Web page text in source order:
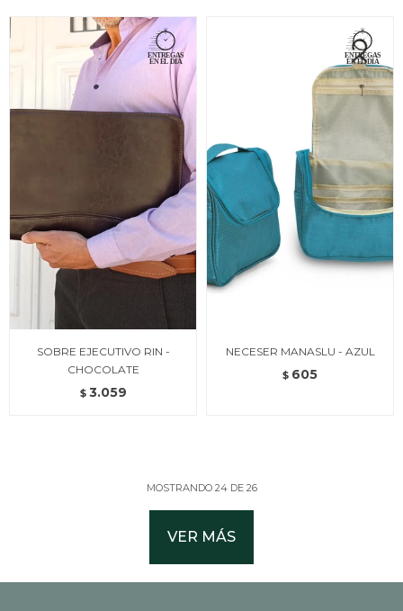
SOBRE EJECUTIVO RIN -
CHOCOLATE
$ 3.059
NECESER MANASLU - AZUL
$ 605
MOSTRANDO 24DE 26
VER MÁS